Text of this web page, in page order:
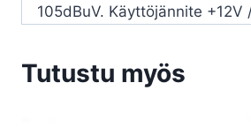
105dBuV. Käyttöjännite +12V
Tutustu myös